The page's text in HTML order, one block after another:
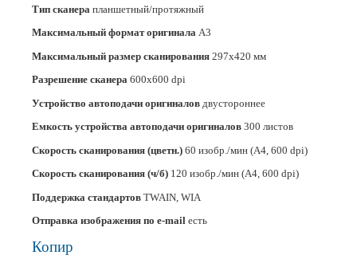
Тип сканера планшетный/протяжный
Максимальный формат оригинала A3
Максимальный размер сканирования 297x420 мм
Разрешение сканера 600x600 dpi
Устройство автоподачи оригиналов двустороннее
Емкость устройства автоподачи оригиналов 300 листов
Скорость сканирования (цветн.) 60 изобр./мин (A4, 600 dpi)
Скорость сканирования (ч/б) 120 изобр./мин (A4, 600 dpi)
Поддержка стандартов TWAIN, WIA
Отправка изображения по e-mail есть
Копир